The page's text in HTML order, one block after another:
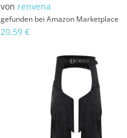
von renvena
gefunden bei Amazon Marketplace
20,59 €